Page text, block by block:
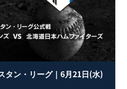
タン・リーグ｜6月21日(水)